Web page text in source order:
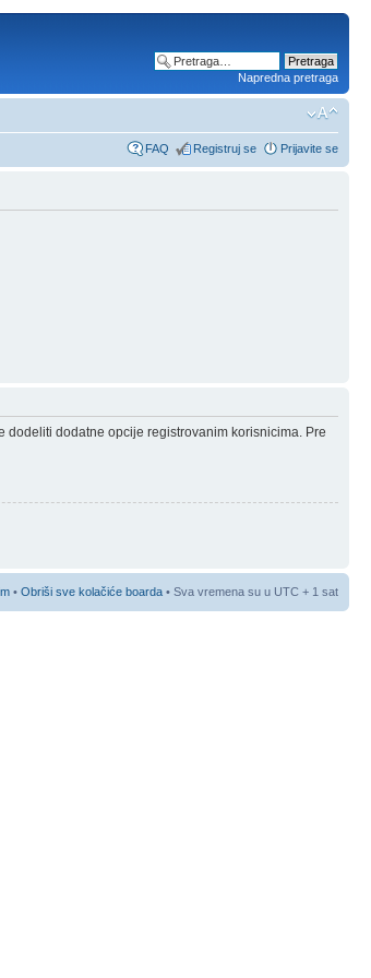
Napredna pretraga
FAQ Registruj se Prijavite se
dodeliti dodatne opcije registrovanim korisnicima. Pre
• Obriši sve kolačiće boarda • Sva vremena su u UTC + 1 sat